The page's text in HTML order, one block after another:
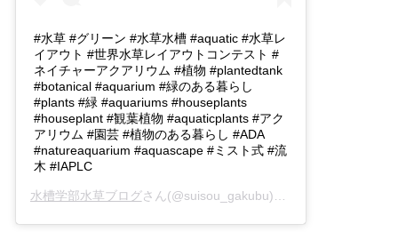
#水草 #グリーン #水草水槽 #aquatic #水草レ
イアウト #世界水草レイアウトコンテスト #
ネイチャーアクアリウム #植物 #plantedtank
#botanical #aquarium #緑のある暮らし
#plants #緑 #aquariums #houseplants
#houseplant #観葉植物 #aquaticplants #アク
アリウム #園芸 #植物のある暮らし #ADA
#natureaquarium #aquascape #ミスト式 #流
木 #IAPLC
水槽学部水草ブログさん(@suisou_gakubu)がシェアした投稿 -